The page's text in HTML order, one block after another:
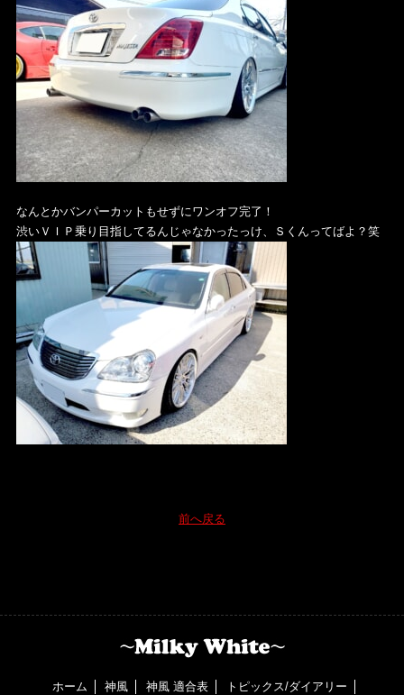
なんとかバンパーカットもせずにワンオフ完了！
渋いＶＩＰ乗り目指してるんじゃなかったっけ、Ｓくんってばよ？笑
前へ戻る
ホーム 神風 神風 適合表 トピックス/ダイアリー